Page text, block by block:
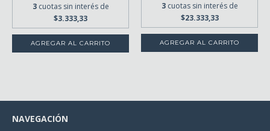
3 cuotas sin interés de
$3.333,33
3 cuotas sin interés de
$23.333,33
NAVEGACIÓN